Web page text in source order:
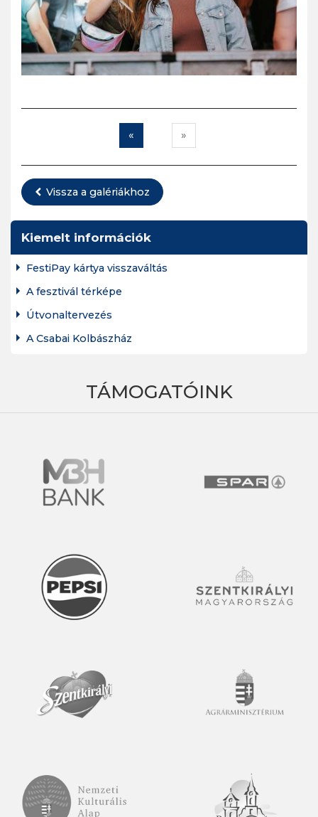
« »
Vissza a galériákhoz
Kiemelt információk
FestiPay kártya visszaváltás
A fesztivál térképe
Útvonaltervezés
A Csabai Kolbászház
TÁMOGATÓINK